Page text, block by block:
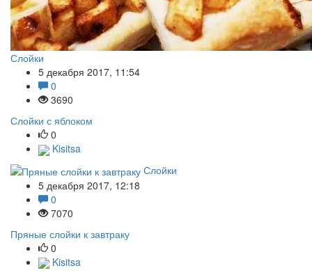
Слойки
5 декабря 2017, 11:54
0
3690
Слойки с яблоком
0
Kisitsa
Слойки
5 декабря 2017, 12:18
0
7070
Пряные слойки к завтраку
0
Kisitsa